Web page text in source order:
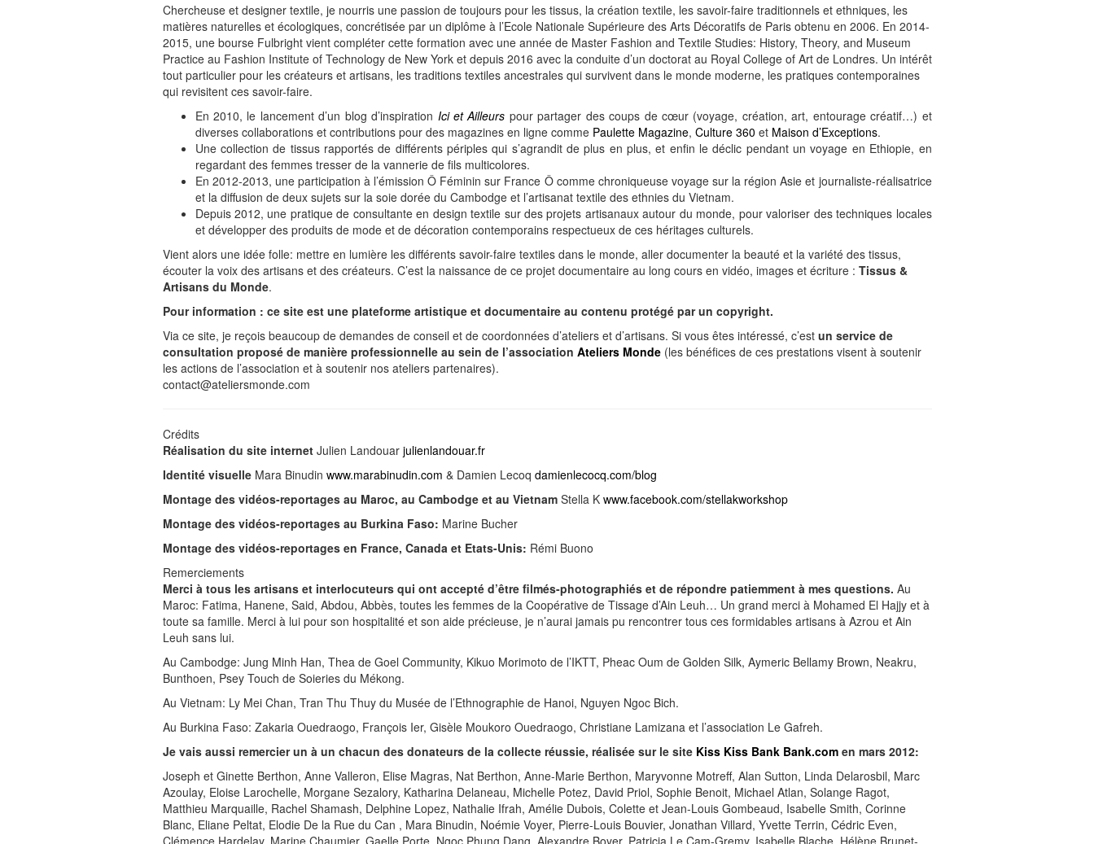
Chercheuse et designer textile, je nourris une passion de toujours pour les tissus, la création textile, les savoir-faire traditionnels et ethniques, les
matières naturelles et écologiques, concrétisée par un diplôme à l’Ecole Nationale Supérieure des Arts Décoratifs de Paris obtenu en 2006. En 2014-
2015, une bourse Fulbright vient compléter cette formation avec une année de Master Fashion and Textile Studies: History, Theory, and Museum
Practice au Fashion Institute of Technology de New York et depuis 2016 avec la conduite d’un doctorat au Royal College of Art de Londres. Un intérêt
tout particulier pour les créateurs et artisans, les traditions textiles ancestrales qui survivent dans le monde moderne, les pratiques contemporaines
qui revisitent ces savoir-faire.
En 2010, le lancement d’un blog d’inspiration Ici et Ailleurs pour partager des coups de cœur (voyage, création, art, entourage créatif…) et
diverses collaborations et contributions pour des magazines en ligne comme Paulette Magazine, Culture 360 et Maison d’Exceptions.
Une collection de tissus rapportés de différents périples qui s’agrandit de plus en plus, et enfin le déclic pendant un voyage en Ethiopie, en
regardant des femmes tresser de la vannerie de fils multicolores.
En 2012-2013, une participation à l’émission Ô Féminin sur France Ô comme chroniqueuse voyage sur la région Asie et journaliste-réalisatrice
et la diffusion de deux sujets sur la soie dorée du Cambodge et l’artisanat textile des ethnies du Vietnam.
Depuis 2012, une pratique de consultante en design textile sur des projets artisanaux autour du monde, pour valoriser des techniques locales
et développer des produits de mode et de décoration contemporains respectueux de ces héritages culturels.
Vient alors une idée folle: mettre en lumière les différents savoir-faire textiles dans le monde, aller documenter la beauté et la variété des tissus,
écouter la voix des artisans et des créateurs. C’est la naissance de ce projet documentaire au long cours en vidéo, images et écriture : Tissus &
Artisans du Monde.
Pour information : ce site est une plateforme artistique et documentaire au contenu protégé par un copyright.
Via ce site, je reçois beaucoup de demandes de conseil et de coordonnées d’ateliers et d’artisans. Si vous êtes intéressé, c’est un service de
consultation proposé de manière professionnelle au sein de l’association Ateliers Monde(les bénéfices de ces prestations visent à soutenir
les actions de l’association et à soutenir nos ateliers partenaires).
contact@ateliersmonde.com
Crédits
Réalisation du site internet Julien Landouar julienlandouar.fr
Identité visuelleMara Binudin www.marabinudin.com & Damien Lecoq damienlecocq.com/blog
Montage des vidéos-reportages au Maroc, au Cambodge et au VietnamStella K www.facebook.com/stellakworkshop
Montage des vidéos-reportages au Burkina Faso: Marine Bucher
Montage des vidéos-reportages en France, Canada et Etats-Unis: Rémi Buono
Remerciements
Merci à tous les artisans et interlocuteurs qui ont accepté d’être filmés-photographiés et de répondre patiemment à mes questions. Au
Maroc: Fatima, Hanene, Said, Abdou, Abbès, toutes les femmes de la Coopérative de Tissage d’Ain Leuh… Un grand merci à Mohamed El Hajjy et à
toute sa famille. Merci à lui pour son hospitalité et son aide précieuse, je n’aurai jamais pu rencontrer tous ces formidables artisans à Azrou et Ain
Leuh sans lui.
Au Cambodge: Jung Minh Han, Thea de Goel Community, Kikuo Morimoto de l’IKTT, Pheac Oum de Golden Silk, Aymeric Bellamy Brown, Neakru,
Bunthoen, Psey Touch de Soieries du Mékong.
Au Vietnam: Ly Mei Chan, Tran Thu Thuy du Musée de l’Ethnographie de Hanoi, Nguyen Ngoc Bich.
Au Burkina Faso: Zakaria Ouedraogo, François Ier, Gisèle Moukoro Ouedraogo, Christiane Lamizana et l’association Le Gafreh.
Je vais aussi remercier un à un chacun des donateurs de la collecte réussie, réalisée sur le site Kiss Kiss Bank Bank.comen mars 2012:
Joseph et Ginette Berthon, Anne Valleron, Elise Magras, Nat Berthon, Anne-Marie Berthon, Maryvonne Motreff, Alan Sutton, Linda Delarosbil, Marc
Azoulay, Eloise Larochelle, Morgane Sezalory, Katharina Delaneau, Michelle Potez, David Priol, Sophie Benoit, Michael Atlan, Solange Ragot,
Matthieu Marquaille, Rachel Shamash, Delphine Lopez, Nathalie Ifrah, Amélie Dubois, Colette et Jean-Louis Gombeaud, Isabelle Smith, Corinne
Blanc, Eliane Peltat, Elodie De la Rue du Can , Mara Binudin, Noémie Voyer, Pierre-Louis Bouvier, Jonathan Villard, Yvette Terrin, Cédric Even,
Clémence Hardelay, Marine Chaumier, Gaelle Porte, Ngoc Phung Dang, Alexandre Boyer, Patricia Le Cam-Gremy, Isabelle Blache, Hélène Brunet-